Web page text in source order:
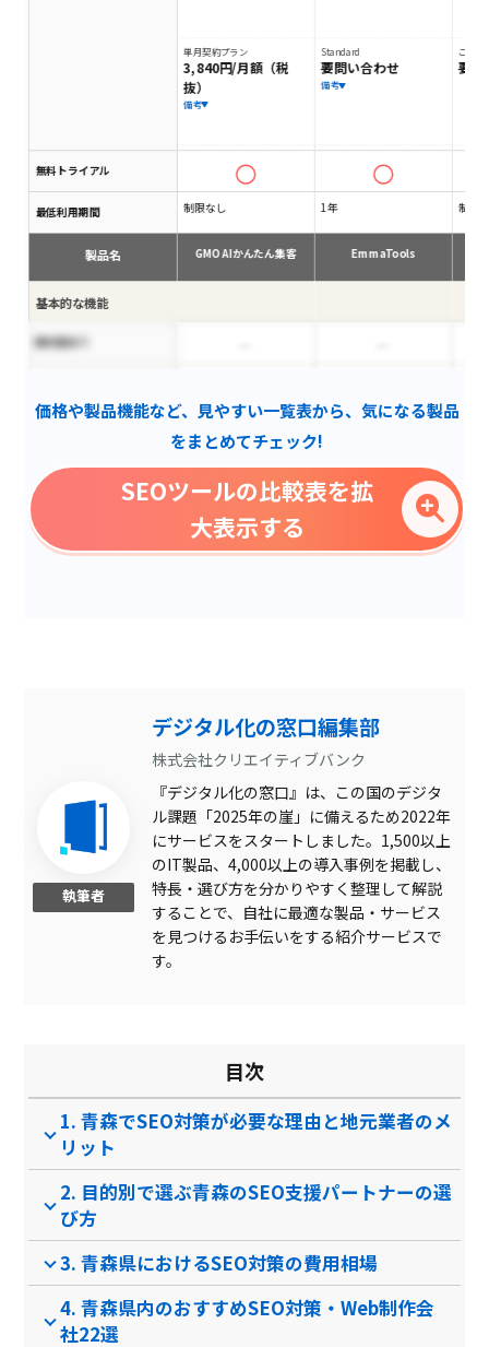
無料トライアル
最低利用期間
製品名
基本的な機能
無料版あり
キーワードグルーピング
著作権侵害防止機能
自然言語処理による共起語
コンテンツSEO対策
示
製品名
無料ダウンロード
単月契約プラン
3,840円/月額（税
抜）
備考
制限なし
GMO AIかんたん集客
GMO AIかんたん集客
Standard
要問い合わせ
備考
1年
EmmaTools
EmmaTools
ご利用
要相
制限
価格や製品機能など、見やすい一覧表から、気になる製品
をまとめてチェック!
SEOツールの比較表を拡
大表示する
執筆者
デジタル化の窓口編集部
株式会社クリエイティブバンク
『デジタル化の窓口』は、この国のデジタ
ル課題「2025年の崖」に備えるため2022年
にサービスをスタートしました。1,500以上
のIT製品、4,000以上の導入事例を掲載し、
特長・選び方を分かりやすく整理して解説
することで、自社に最適な製品・サービス
を見つけるお手伝いをする紹介サービスで
す。
目次
1. 青森でSEO対策が必要な理由と地元業者のメ
リット
2. 目的別で選ぶ青森のSEO支援パートナーの選
び方
3. 青森県におけるSEO対策の費用相場
4. 青森県内のおすすめSEO対策・Web制作会
社22選